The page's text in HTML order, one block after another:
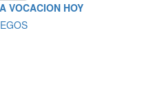
VOCACION HOY